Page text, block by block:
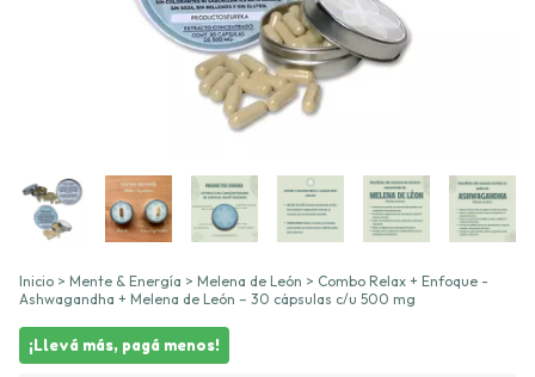
Inicio > Mente & Energía > Melena de León > Combo Relax + Enfoque -
Ashwagandha + Melena de León – 30 cápsulas c/u 500 mg
¡Llevá más, pagá menos!